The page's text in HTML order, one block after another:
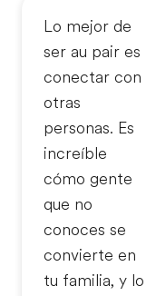
Lo mejor de
ser au pair es
conectar con
otras
personas. Es
increíble
cómo gente
que no
conoces se
convierte en
tu familia, y lo